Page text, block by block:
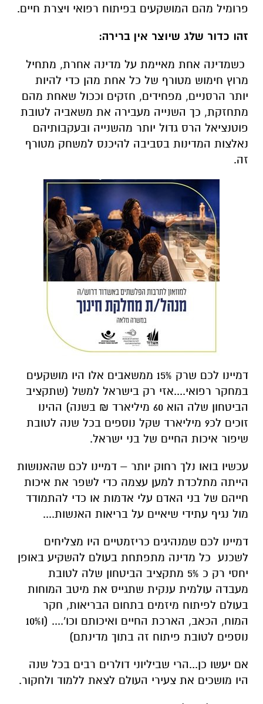
פרומיל מהם המושקעים בפיתוח רפואי ויצרת חיים.
זהו כדור שלג שיוצר אין ברירה:
כשמדינה אחת מאיימת על מדינה אחרת, מתחיל
מרוץ חימוש מטורף של כל אחת מהן כדי להיות
יותר הרסניים, מפחידים, חזקים וככול שאחת מהם
מתחזקת, כך השנייה מעבירה את משאביה לטובת
פוטנציאל הרס גדול יותר מהשנייה ובעקבותיהם
נאלצות המדינות בסביבה להיכנס למשחק מטורף
זה.
דמיינו לכם שרק 15% ממשאבים אלו היו מושקעים
במחקר רפואי....אזי רק בישראל למשל (שתקציב
הביטחון שלה הוא 60 מיליארד ₪ בשנה) ההינו
זוכים לכ9 מיליארד שקל נוספים בכל שנה לטובת
שיפור איכות החיים של בני ישראל.
עכשיו בואו נלך רחוק יותר – דמיינו לכם שהאנושות
הייתה מתלכדת למען עצמה כדי לשפר את איכות
חייהם של בני האדם עלי אדמות או כדי להתמודד
מול נגיף עתידי שיאיים על בריאות האנשות....
דמיינו לכם שמנהיגים כריזמטיים היו מצליחים
לשכנע כל מדינה מתפתחת בעולם להשקיע באופן
יחסי רק כ 5% מתקציב הביטחון שלה לטובת
מעבדה עולמית ענקית שתגייס את מיטב המוחות
בעולם לפיתוח מיזמים בתחום הבריאות, חקר
המוח, הכאב, הארכת החיים ואיכותם וכו'.... (ו10%
נוספים לטובת פיתוח זה בתוך מדינתם)
אם יעשו כן...הרי שביליוני דולרים רבים בכל שנה
היו מושכים את צעירי העולם לצאת ללמוד ולחקור.